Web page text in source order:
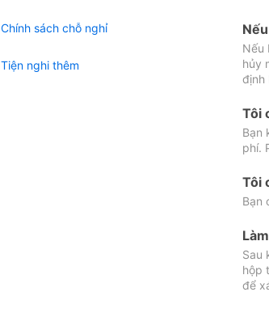
Chính sách chỗ nghỉ
Tiện nghi thêm
Nếu
hủy
định
Tôi
Bạn
phí.
Tôi
Bạn
Sau
hộp
để